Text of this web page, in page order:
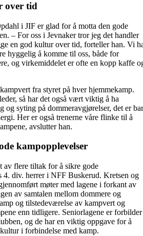
over tid
i JIF er glad for å motta den gode
– For oss i Jevnaker tror jeg det handler
en god kultur over tid, forteller han. Vi
hyggelig å komme til oss, både for
og virkemiddelet er ofte en kopp kaffe
fra styret på hver hjemmekamp.
så har det også vært viktig å ha
og syting på dommeravgjørelser, det er
Her er også trenerne våre flinke til å
avslutter han.
kampopplevelser
av flere tiltak for å sikre gode
4. div. herrer i NFF Buskerud. Kretsen og
møter med lagene i forkant av
av samtalen mellom dommere og
og tilstedeværelse av kampvert og
enn tidligere. Seniorlagene er forbilder
og de har en viktig oppgave for å
i forbindelse med kamp.